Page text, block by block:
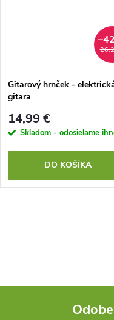
Gitarový hrnček -
gitara
14,99 €
Skladom - odosielame
DO KOŠÍKA